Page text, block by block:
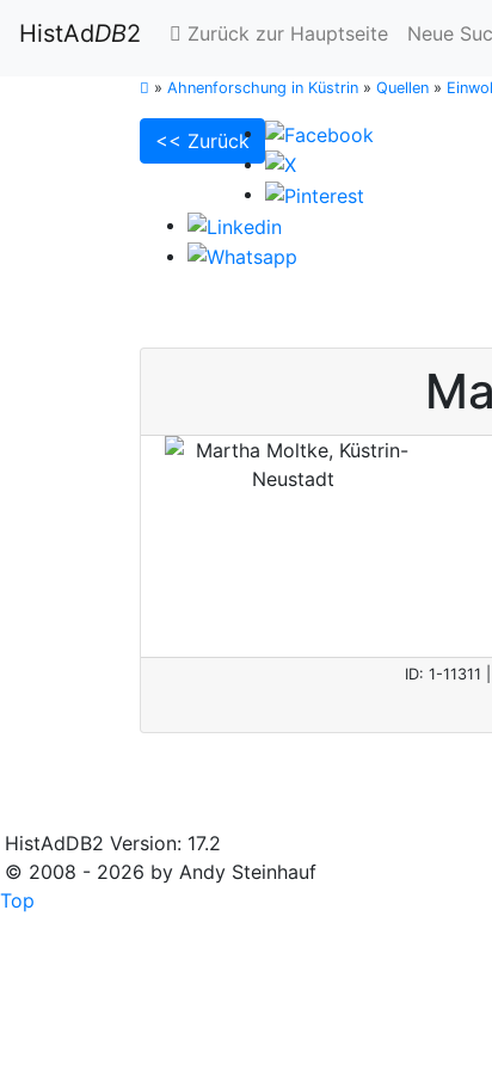
HistAdDB2 Zurück zur Hauptseite Neue
» Ahnenforschung in Küstrin » Quellen »
<< Zurück
ID: 1-11311 |
HistAdDB2 Version: 17.2
© 2008 - 2026 by Andy Steinhauf
Top